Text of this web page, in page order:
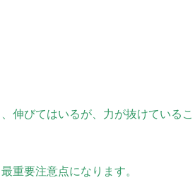
伸びてはいるが、力が抜けているこ
重要注意点になります。